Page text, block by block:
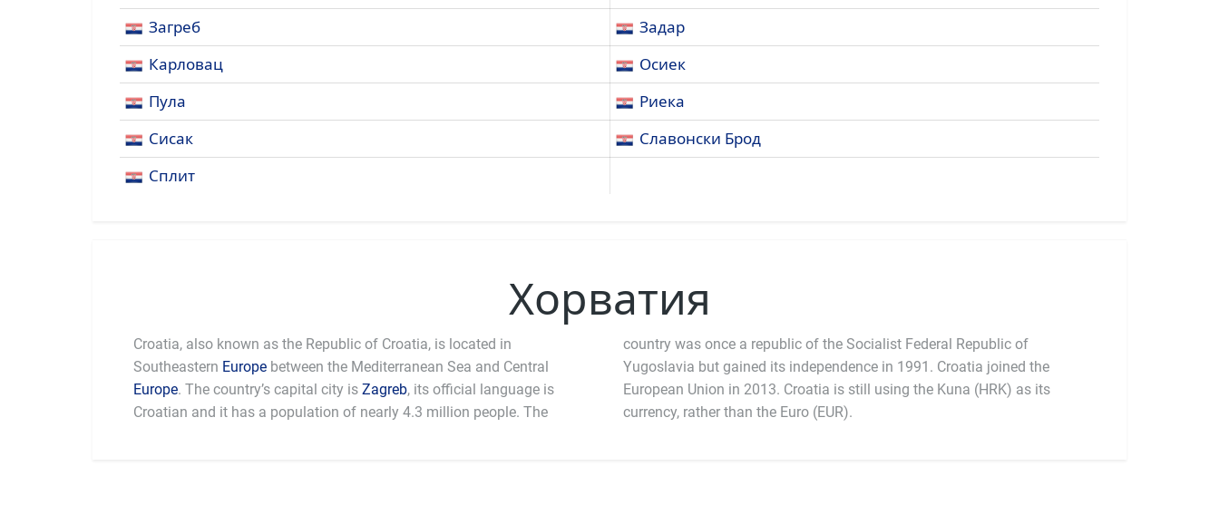
Загреб Задар
Карловац Осиек
Пула Риека
Сисак Славонски Брод
Сплит
Хорватия
Croatia, also known as the Republic of Croatia, is located in
Southeastern Europe between the Mediterranean Sea and Central
Europe. The country’s capital city is Zagreb, its official language is
Croatian and it has a population of nearly 4.3 million people. The
country was once a republic of the Socialist Federal Republic of
Yugoslavia but gained its independence in 1991. Croatia joined the
European Union in 2013. Croatia is still using the Kuna (HRK) as its
currency, rather than the Euro (EUR).